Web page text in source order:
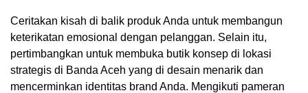
Ceritakan kisah di balik produk Anda untuk membangun
keterikatan emosional dengan pelanggan. Selain itu,
pertimbangkan untuk membuka butik konsep di lokasi
strategis di Banda Aceh yang di desain menarik dan
mencerminkan identitas brand Anda. Mengikuti pameran